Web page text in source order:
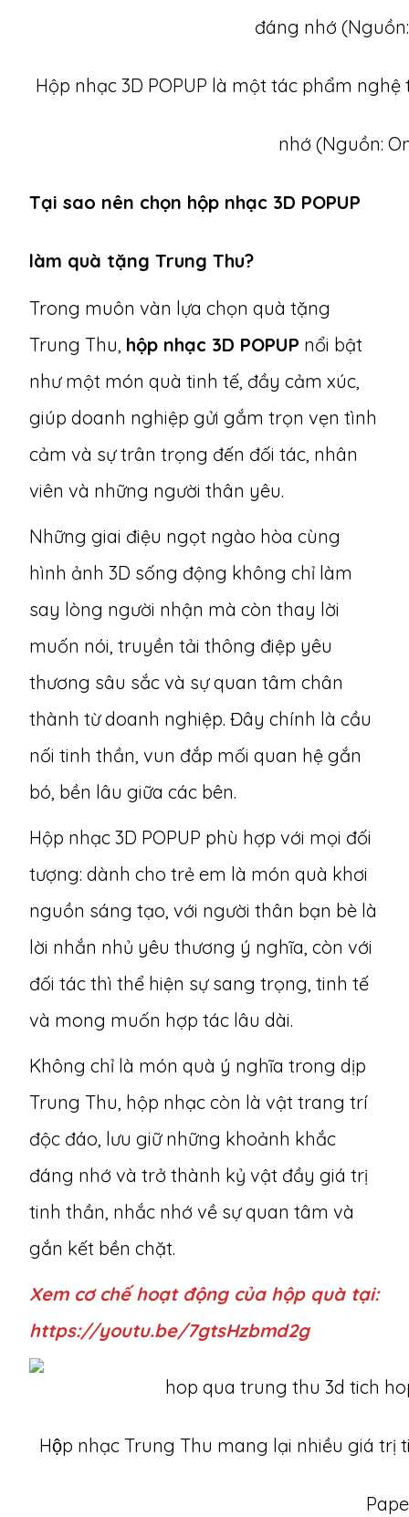
Hộp nhạc 3D POPUP là một tác phẩm
nhớ (Nguồn:
Tại sao nên chọn hộp nhạc 3D POPUP
làm quà tặng Trung Thu?
Trong muôn vàn lựa chọn quà tặng
Trung Thu, hộp nhạc 3D POPUP nổi bật
như một món quà tinh tế, đầy cảm xúc,
giúp doanh nghiệp gửi gắm trọn vẹn tình
cảm và sự trân trọng đến đối tác, nhân
viên và những người thân yêu.
Những giai điệu ngọt ngào hòa cùng
hình ảnh 3D sống động không chỉ làm
say lòng người nhận mà còn thay lời
muốn nói, truyền tải thông điệp yêu
thương sâu sắc và sự quan tâm chân
thành từ doanh nghiệp. Đây chính là cầu
nối tinh thần, vun đắp mối quan hệ gắn
bó, bền lâu giữa các bên.
Hộp nhạc 3D POPUP phù hợp với mọi đối
tượng: dành cho trẻ em là món quà khơi
nguồn sáng tạo, với người thân bạn bè là
lời nhắn nhủ yêu thương ý nghĩa, còn với
đối tác thì thể hiện sự sang trọng, tinh tế
và mong muốn hợp tác lâu dài.
Không chỉ là món quà ý nghĩa trong dịp
Trung Thu, hộp nhạc còn là vật trang trí
độc đáo, lưu giữ những khoảnh khắc
đáng nhớ và trở thành kỷ vật đầy giá trị
tinh thần, nhắc nhớ về sự quan tâm và
gắn kết bền chặt.
Xem cơ chế hoạt động của hộp quà tại:
https://youtu.be/7gtsHzbmd2g
Hộp nhạc Trung Thu mang lại nhiều giá trị